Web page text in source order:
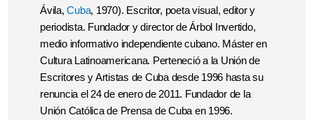
Ávila,Cuba, 1970). Escritor, poeta visual, editor y
periodista. Fundador y director de Árbol Invertido,
medio informativo independiente cubano. Máster en
Cultura Latinoamericana. Perteneció a la Unión de
Escritores y Artistas de Cuba desde 1996 hasta su
renuncia el 24 de enero de 2011. Fundador de la
Unión Católica de Prensa de Cuba en 1996.